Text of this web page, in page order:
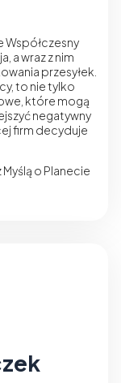
Współczesny
a wraz z nim
przesyłek.
to nie tylko
które mogą
negatywny
firm decyduje
o Planecie